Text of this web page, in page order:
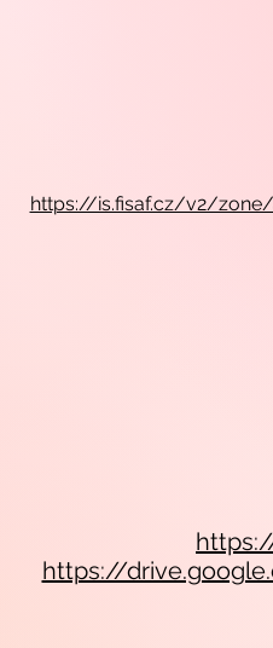
https://is.fisaf.cz/v2/
https://